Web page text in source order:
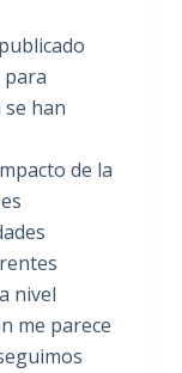
para
han
de la
nivel
me parece